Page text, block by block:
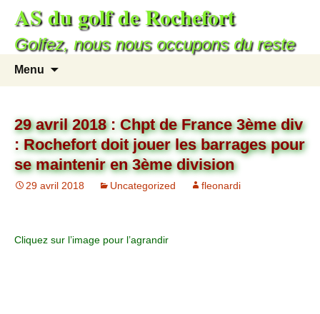
AS du golf de Rochefort
Golfez, nous nous occupons du reste
Menu
29 avril 2018 : Chpt de France 3ème div
: Rochefort doit jouer les barrages pour
se maintenir en 3ème division
29 avril 2018 Uncategorized fleonardi
Cliquez sur l’image pour l’agrandir